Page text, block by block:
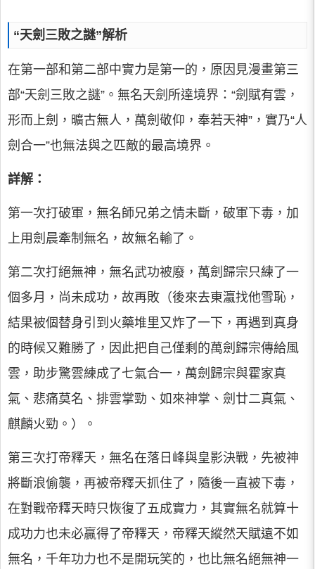
“天劍三敗之謎”解析
在第一部和第二部中實力是第一的，原因見漫畫第三
部“天劍三敗之謎”。無名天劍所達境界：“劍賦有雲，
形而上劍，曠古無人，萬劍敬仰，奉若天神”，實乃“人
劍合一”也無法與之匹敵的最高境界。
詳解：
第一次打破軍，無名師兄弟之情未斷，破軍下毒，加
上用劍晨牽制無名，故無名輸了。
第二次打絕無神，無名武功被廢，萬劍歸宗只練了一
個多月，尚未成功，故再敗（後來去東瀛找他雪恥，
結果被個替身引到火藥堆里又炸了一下，再遇到真身
的時候又難勝了，因此把自己僅剩的萬劍歸宗傳給風
雲，助步驚雲練成了七氣合一，萬劍歸宗與霍家真
氣、悲痛莫名、排雲掌勁、如來神掌、劍廿二真氣、
麒麟火勁。）。
第三次打帝釋天，無名在落日峰與皇影決戰，先被神
將斷浪偷襲，再被帝釋天抓住了，隨後一直被下毒，
在對戰帝釋天時只恢復了五成實力，其實無名就算十
成功力也未必贏得了帝釋天，帝釋天縱然天賦遠不如
無名，千年功力也不是開玩笑的，也比無名絕無神一